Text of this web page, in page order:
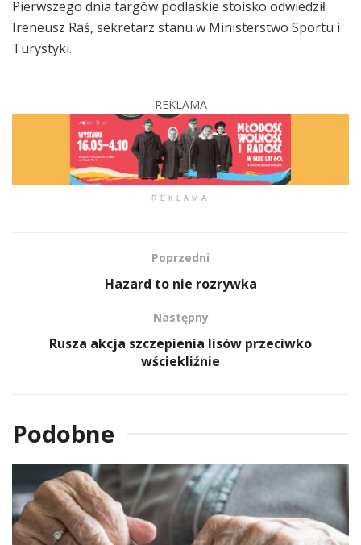
Pierwszego dnia targów podlaskie stoisko odwiedził
Ireneusz Raś, sekretarz stanu w Ministerstwo Sportu i
Turystyki.
REKLAMA
REKLAMA
Poprzedni
Hazard to nie rozrywka
Następny
Rusza akcja szczepienia lisów przeciwko
wściekliźnie
Podobne